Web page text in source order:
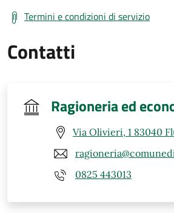
Termini e condizioni di servizio
Contatti
Ragioneria ed
Via Olivieri, 1 83040
0825 443013